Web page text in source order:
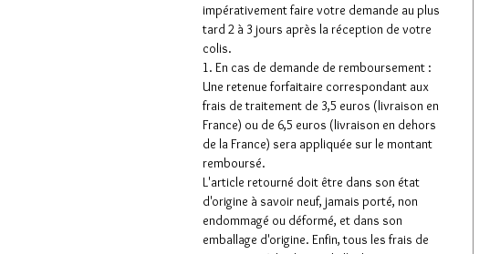
impérativement faire votre demande au plus
tard 2 à 3 jours après la réception de votre
colis.
1. En cas de demande de remboursement :
Une retenue forfaitaire correspondant aux
frais de traitement de 3,5 euros (livraison en
France) ou de 6,5 euros (livraison en dehors
de la France) sera appliquée sur le montant
remboursé.
L'article retourné doit être dans son état
d'origine à savoir neuf, jamais porté, non
endommagé ou déformé, et dans son
emballage d'origine. Enfin, tous les frais de